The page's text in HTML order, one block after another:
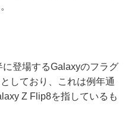
登場するGalaxyのフラグ
しており、これは例年通
Z Flip8を指しているも